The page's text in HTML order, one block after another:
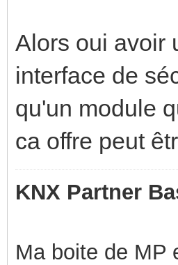
Alors oui avoir
interface de
qu'un module
ca offre peut
KNX Partner
Ma boite de MP